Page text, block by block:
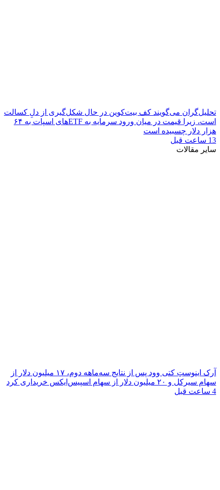
تحلیل‌گران می‌گویند کف بیت‌کوین در حال شکل‌گیری از دلِ کسالت
است، زیرا قیمت در میان ورود سرمایه به ETFهای اسپات به ۶۴
هزار دلار چسبیده است
13 ساعت قبل
سایر مقالات
آرک اینوستِ کتی وود پس از نتایج سه‌ماهه دوم، ۱۷ میلیون دلار از
سهام سیرکل و ۲۰ میلیون دلار از سهام اسپیس‌ایکس خریداری کرد
4 ساعت قبل